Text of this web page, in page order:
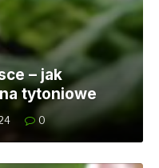
– jak
tytoniowe
0